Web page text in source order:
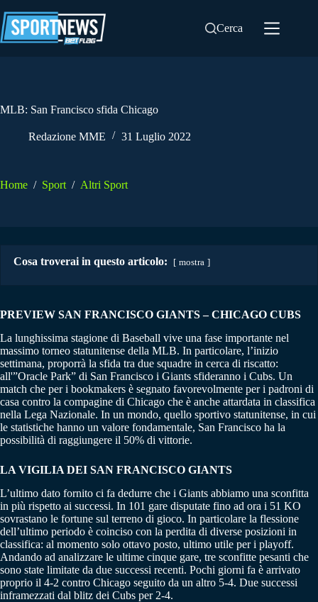
al
contenuto
Cerca
MLB: San Francisco sfida Chicago
Redazione MME 31 Luglio 2022
Home / Sport / Altri Sport
Cosa troverai in questo articolo: mostra
PREVIEW SAN FRANCISCO GIANTS – CHICAGO CUBS
La lunghissima stagione di Baseball vive una fase importante nel
massimo torneo statunitense della MLB. In particolare, l’inizio
settimana, proporrà la sfida tra due squadre in cerca di riscatto:
all'”Oracle Park” di San Francisco i Giants sfideranno i Cubs. Un
match che per i bookmakers è segnato favorevolmente per i padroni di
casa contro la compagine di Chicago che è anche attardata in classifica
nella Lega Nazionale. In un mondo, quello sportivo statunitense, in cui
le statistiche hanno un valore fondamentale, San Francisco ha la
possibilità di raggiungere il 50% di vittorie.
LA VIGILIA DEI SAN FRANCISCO GIANTS
L’ultimo dato fornito ci fa dedurre che i Giants abbiamo una sconfitta
in più rispetto ai successi. In 101 gare disputate fino ad ora i 51 KO
sovrastano le fortune sul terreno di gioco. In particolare la flessione
dell’ultimo periodo è coinciso con la perdita di diverse posizioni in
classifica: al momento solo ottavo posto, ultimo utile per i playoff.
Andando ad analizzare le ultime cinque gare, tre sconfitte pesanti che
sono state limitate da due successi recenti. Pochi giorni fa è arrivato
proprio il 4-2 contro Chicago seguito da un altro 5-4. Due successi
inframezzati dal blitz dei Cubs per 2-4.